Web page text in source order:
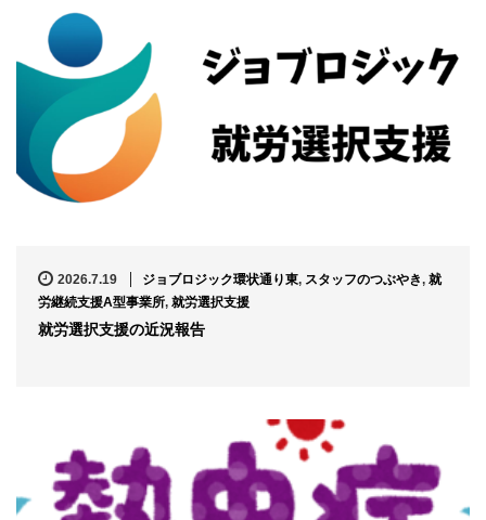
2026.7.19 ジョブロジック環状通り東, スタッフのつぶやき, 就
労継続支援A型事業所, 就労選択支援
就労選択支援の近況報告